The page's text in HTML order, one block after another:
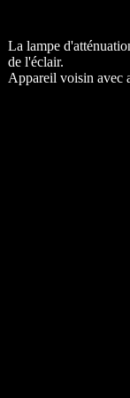
La lampe
de l'éclair.
Appareil voisin avec